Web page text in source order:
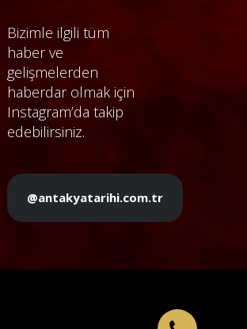
Bizimle ilgili tüm
haber ve
gelişmelerden
haberdar olmak için
Instagram’da takip
edebilirsiniz.
@antakyatarihi.com.tr